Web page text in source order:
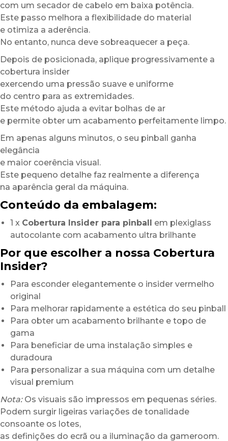
com um secador de cabelo em baixa potência.
Este passo melhora a flexibilidade do material
e otimiza a aderência.
No entanto, nunca deve sobreaquecer a peça.
Depois de posicionada, aplique progressivamente a
cobertura insider
exercendo uma pressão suave e uniforme
do centro para as extremidades.
Este método ajuda a evitar bolhas de ar
e permite obter um acabamento perfeitamente limpo.
Em apenas alguns minutos, o seu pinball ganha
elegância
e maior coerência visual.
Este pequeno detalhe faz realmente a diferença
na aparência geral da máquina.
Conteúdo da embalagem:
1 x Cobertura Insider para pinball
em plexiglass
autocolante com acabamento ultra brilhante
Por que escolher a nossa Cobertura
Insider?
Para esconder elegantemente o insider vermelho
original
Para melhorar rapidamente a estética do seu pinball
Para obter um acabamento brilhante e topo de
gama
Para beneficiar de uma instalação simples e
duradoura
Para personalizar a sua máquina com um detalhe
visual premium
Nota:Os visuais são impressos em pequenas séries.
Podem surgir ligeiras variações de tonalidade
consoante os lotes,
as definições do ecrã ou a iluminação da gameroom.